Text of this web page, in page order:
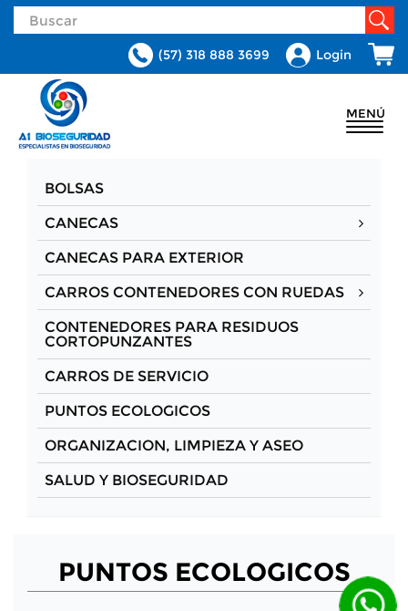
Login
(57) 318 888 3699
MENÚ
BOLSAS
CANECAS
CANECAS PARA EXTERIOR
CARROS CONTENEDORES CON RUEDAS
CONTENEDORES PARA RESIDUOS
CORTOPUNZANTES
CARROS DE SERVICIO
PUNTOS ECOLOGICOS
ORGANIZACION, LIMPIEZA Y ASEO
SALUD Y BIOSEGURIDAD
PUNTOS ECOLOGICOS